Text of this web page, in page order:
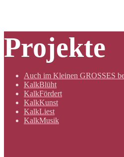
Projekte
Auch im Kleinen GROSSES
KalkBlüht
KalkFördert
KalkKunst
KalkLiest
KalkMusik